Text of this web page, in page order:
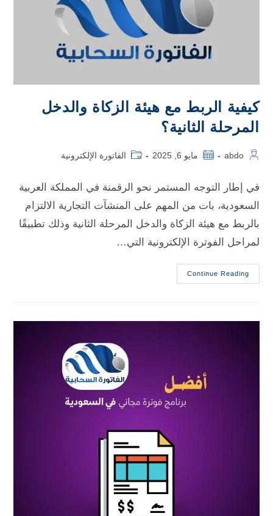
كيفية الربط مع هيئة الزكاة والدخل
المرحلة الثانية؟
abdo مايو 6, 2025 الفاتورة الإلكترونية
في إطار التوجه المستمر نحو الرقمنة في المملكة العربية
السعودية، بات من المهم على المنشآت التجارية الالتزام
بالربط مع هيئة الزكاة والدخل المرحلة الثانية وذلك تطبيقًا
لمراحل الفوترة الإلكترونية التي…
Continue Reading